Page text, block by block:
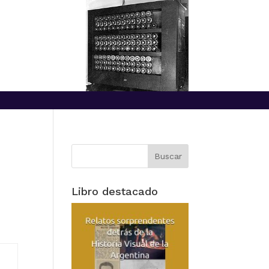
Libro destacado